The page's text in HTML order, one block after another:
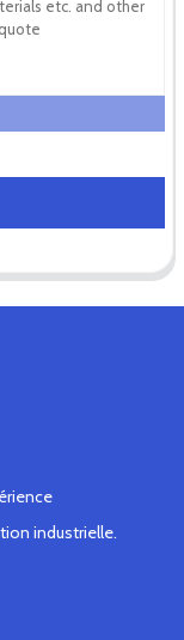
industrielle.